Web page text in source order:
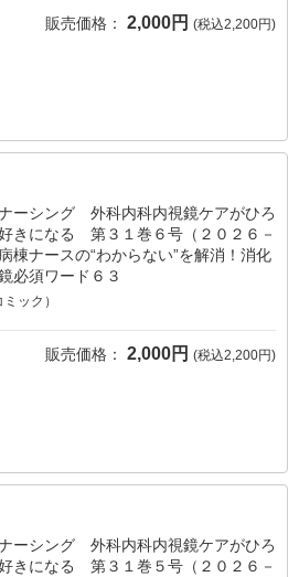
販売価格： 2,000円 (税込2,200円)
ーシング 外科内科内視鏡ケアがひろ
きになる 第３１巻６号（２０２６－
棟ナースの“わからない”を解消！消化
必須ワード６３
ミック）
販売価格： 2,000円 (税込2,200円)
ーシング 外科内科内視鏡ケアがひろ
きになる 第３１巻５号（２０２６－